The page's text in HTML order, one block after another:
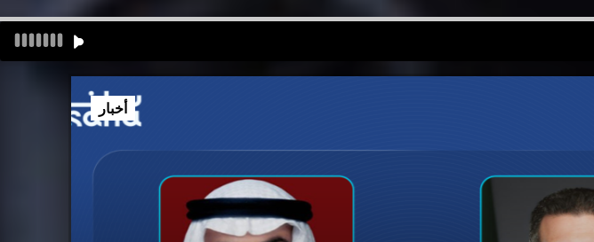
أخبار